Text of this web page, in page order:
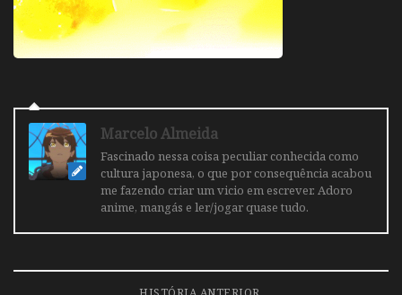
Marcelo Almeida
Fascinado nessa coisa peculiar conhecida como
cultura japonesa, o que por consequência acabou
me fazendo criar um vicio em escrever. Adoro
anime, mangás e ler/jogar quase tudo.